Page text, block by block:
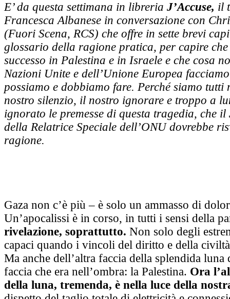
E’ da questa settimana in libreria J’Accuse, il
Francesca Albanese in conversazione con
(Fuori Scena, RCS) che offre in sette brevi
glossario della ragione pratica, per capire che
successo in Palestina e in Israele e che cosa
Nazioni Unite e dell’Unione Europea
possiamo e dobbiamo fare. Perché siamo tutti
nostro silenzio, il nostro ignorare e troppo a
ignorato le premesse di questa tragedia, che il
della Relatrice Speciale dell’ONU dovrebbe
ragione.
Gaza non c’è più – è solo un ammasso di
Un’apocalissi è in corso, in tutti i sensi della
rivelazione, soprattutto. Non solo degli
capaci quando i vincoli del diritto e della
Ma anche dell’altra faccia della splendida luna
faccia che era nell’ombra: la Palestina. Ora
della luna, tremenda, è nella luce della